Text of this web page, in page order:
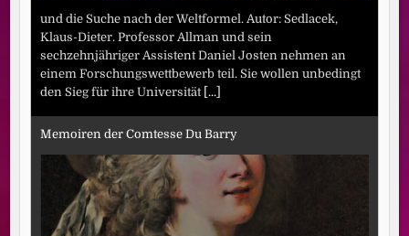
und die Suche nach der Weltformel. Autor: Sedlacek,
Klaus-Dieter. Professor Allman und sein
sechzehnjähriger Assistent Daniel Josten nehmen an
einem Forschungswettbewerb teil. Sie wollen unbedingt
den Sieg für ihre Universität [...]
Memoiren der Comtesse Du Barry